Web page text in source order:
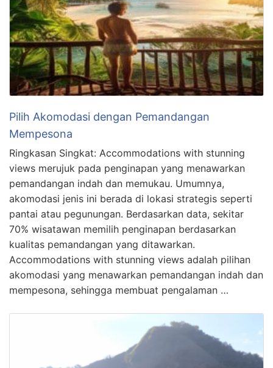
Pilih Akomodasi dengan Pemandangan
Mempesona
Ringkasan Singkat: Accommodations with stunning
views merujuk pada penginapan yang menawarkan
pemandangan indah dan memukau. Umumnya,
akomodasi jenis ini berada di lokasi strategis seperti
pantai atau pegunungan. Berdasarkan data, sekitar
70% wisatawan memilih penginapan berdasarkan
kualitas pemandangan yang ditawarkan.
Accommodations with stunning views adalah pilihan
akomodasi yang menawarkan pemandangan indah dan
mempesona, sehingga membuat pengalaman …